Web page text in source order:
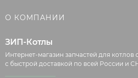
О КОМПАНИИ
ЗИП-Котлы
Интернет-магазин запчастей для котлов
с быстрой доставкой по всей России и